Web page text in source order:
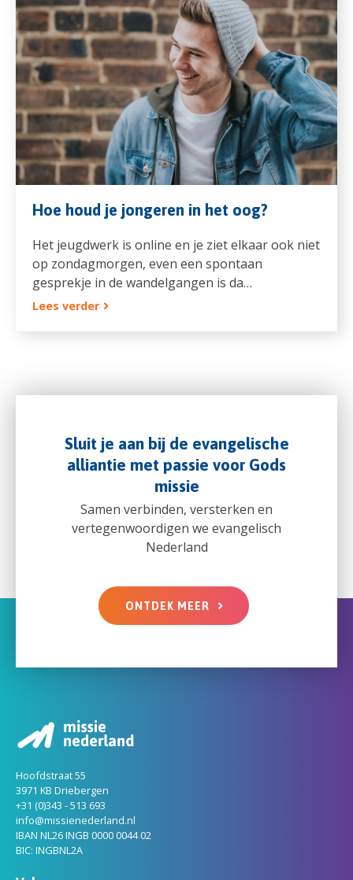
Hoe houd je jongeren in het oog?
Het jeugdwerk is online en je ziet elkaar ook niet
op zondagmorgen, even een spontaan
gesprekje in de wandelgangen is da…
Lees verder
Sluit je aan bij de evangelische
alliantie met passie voor Gods
missie
Samen verbinden, versterken en
vertegenwoordigen we evangelisch
Nederland
ONTDEK MEER
Hoofdstraat 55
3971 KB Driebergen
+31 (0)343 - 513 693
info@missienederland.nl
IBAN NL26 INGB 0000 0044 02
BIC: INGBNL2A